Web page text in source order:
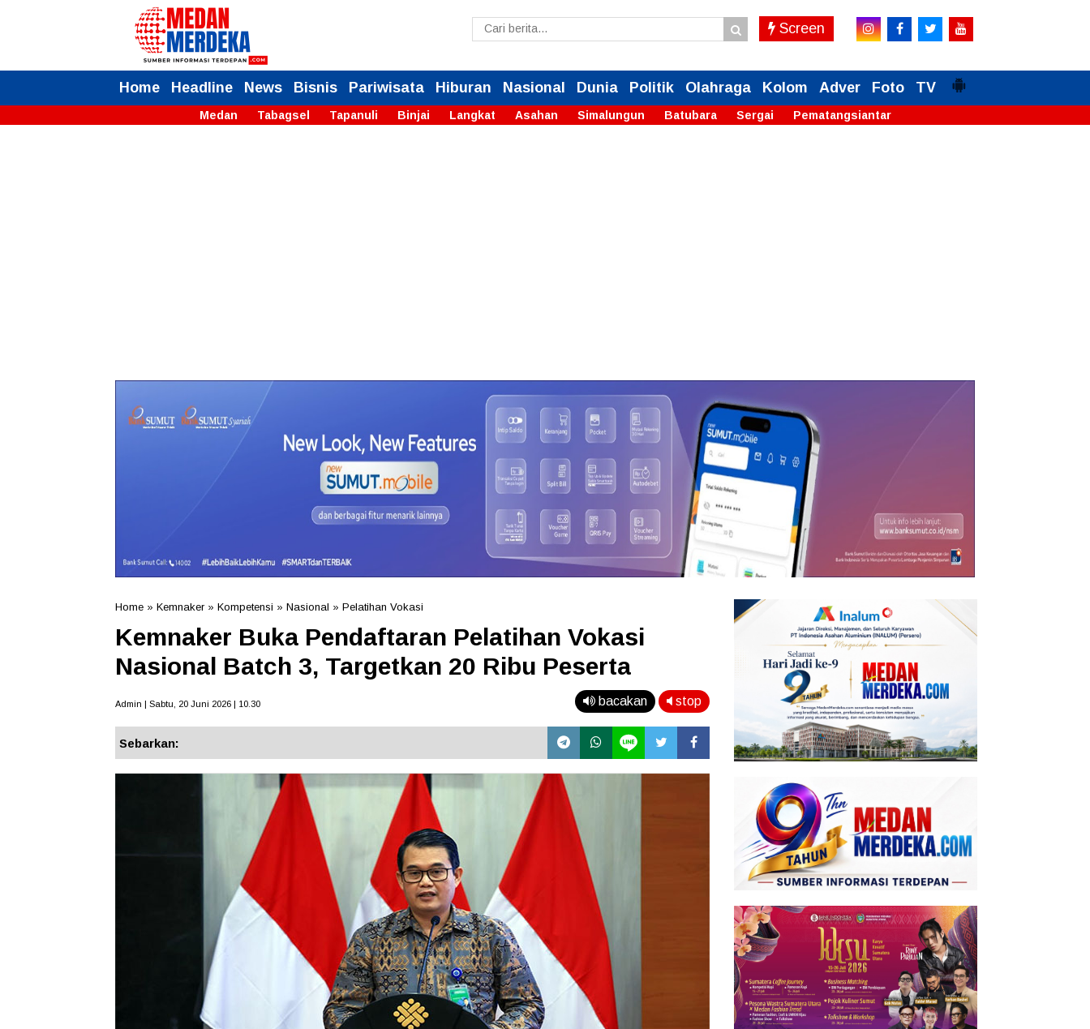
Screen
Home Headline News Bisnis Pariwisata Hiburan Nasional Dunia Politik Olahraga Kolom Adver Foto TV
Medan Tabagsel Tapanuli Binjai Langkat Asahan Simalungun Batubara Sergai Pematangsiantar
Home » Kemnaker » Kompetensi » Nasional » Pelatihan Vokasi
Kemnaker Buka Pendaftaran Pelatihan Vokasi
Nasional Batch 3, Targetkan 20 Ribu Peserta
Admin | Sabtu, 20 Juni 2026 | 10.30 bacakan stop
Sebarkan: